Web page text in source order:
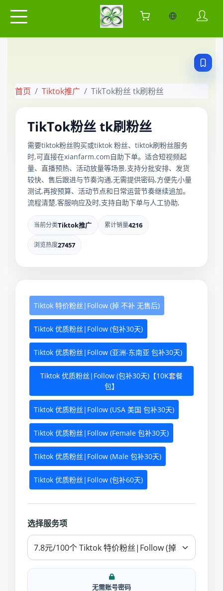
当前语言：中
首页 Tiktok推广 TikTok粉丝 tk刷粉丝
TikTok粉丝 tk刷粉丝
需要tiktok粉丝购买或tiktok 粉丝、tiktok刷粉丝服务
时,可直接在xianfarm.com自助下单。适合短视频起
量、直播预热、活动放量等场景,支持分批安排、发货
较快、售后跟进与节奏沟通,无需提供密码,方便先小量
测试,再按预算、活动节点和日常运营节奏继续追加。
流程清楚,客服响应及时,支持自助下单与人工协助,
当前分类Tiktok推广 累计销量4216
浏览热度27457
Tiktok 特价粉丝|Follow (掉 不补 无售后)
Tiktok 优质粉丝|Follow (包补30天)
Tiktok 优质粉丝|Follow (亚洲-东南亚 包补30天)
Tiktok 优质粉丝|Follow (包补30天)【10K套餐
包】
Tiktok 优质粉丝|Follow (USA 美国 包补30天)
Tiktok 优质粉丝|Follow (Female 包补30天)
Tiktok 优质粉丝|Follow (Male 包补30天)
Tiktok 优质粉丝|Follow (包补60天)
选择服务项
无需账号密码